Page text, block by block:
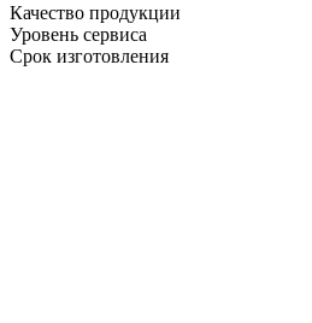
Качество продукции
Уровень сервиса
Срок изготовления